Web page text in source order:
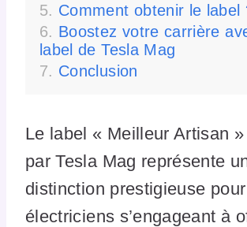
Comment obtenir le label
Boostez votre carrière
label de Tesla Mag
Conclusion
Le label « Meilleur Artisan
par Tesla Mag représente
distinction prestigieuse
électriciens s’engageant à